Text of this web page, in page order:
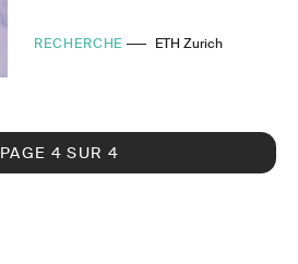
RECHERCHE ETH Zurich
PAGE 4 SUR 4